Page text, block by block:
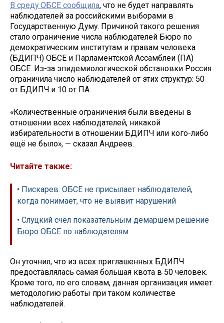
В среду ОБСЕ сообщила, что не будет направлять
наблюдателей за российскими выборами в
Государственную Думу. Причиной такого решения
стало ограничение числа наблюдателей Бюро по
демократическим институтам и правам человека
(БДИПЧ) ОБСЕ и Парламентской Ассамблеи (ПА)
ОБСЕ. Из-за эпидемиологической обстановки Россия
ограничила число наблюдателей от этих структур: 50
от БДИПЧ и 10 от ПА.
«Количественные ограничения были введены в
отношении всех наблюдателей, никакой
избирательности в отношении БДИПЧ или кого-либо
ещё не было», — сказал Андреев.
Читайте также:
• Пискарев: ОБСЕ не присылает наблюдателей,
когда понимает, что не выявит нарушений
• Слуцкий счёл показательным демаршем решение
Бюро ОБСЕ по наблюдателям
Он уточнил, что из всех приглашенных БДИПЧ
предоставлялась самая большая квота в 50 человек.
Кроме того, по его словам, данная организация имеет
методологию работы при таком количестве
наблюдателей.